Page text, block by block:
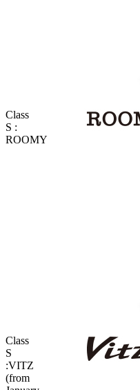
Class
S :
ROOMY
Class
S
:VITZ
(from